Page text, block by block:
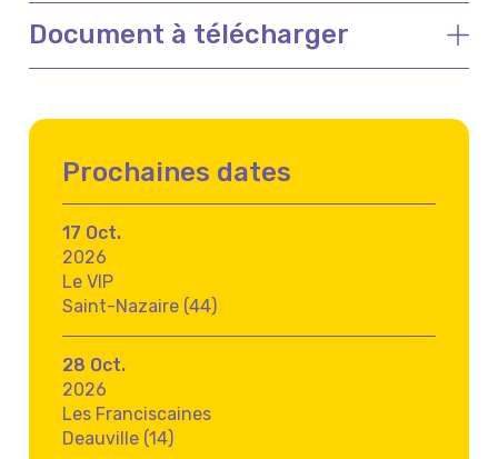
Document à télécharger
Prochaines dates
17 Oct.
2026
Le VIP
Saint-Nazaire (44)
28 Oct.
2026
Les Franciscaines
Deauville (14)